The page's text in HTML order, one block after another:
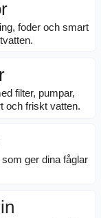
foder och smart
filter, pumpar,
och friskt vatten.
ger dina fåglar